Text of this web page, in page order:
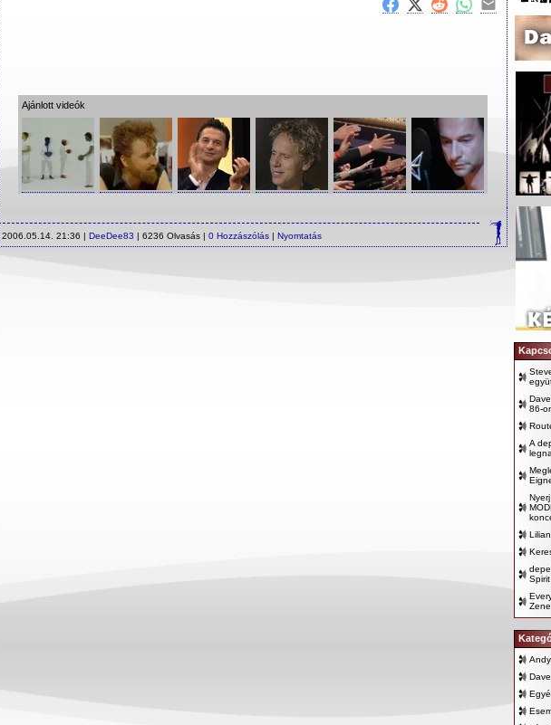
Ajánlott videók
2006.05.14. 21:36 | DeeDee83 | 6236 Olvasás | 0 Hozzászólás | Nyomtatás
86-
A
Spirit